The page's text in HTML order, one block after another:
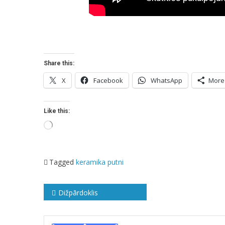
Share this:
X Facebook WhatsApp More
Like this:
Loading…
Tagged keramika putni
Ziņu
Dižpārdoklis